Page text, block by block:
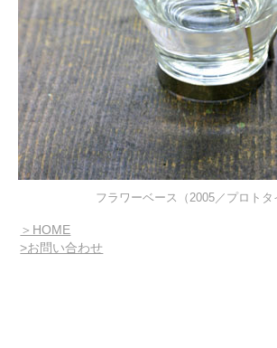
フラワーベース（2005／プロトタ
＞HOME
>お問い合わせ